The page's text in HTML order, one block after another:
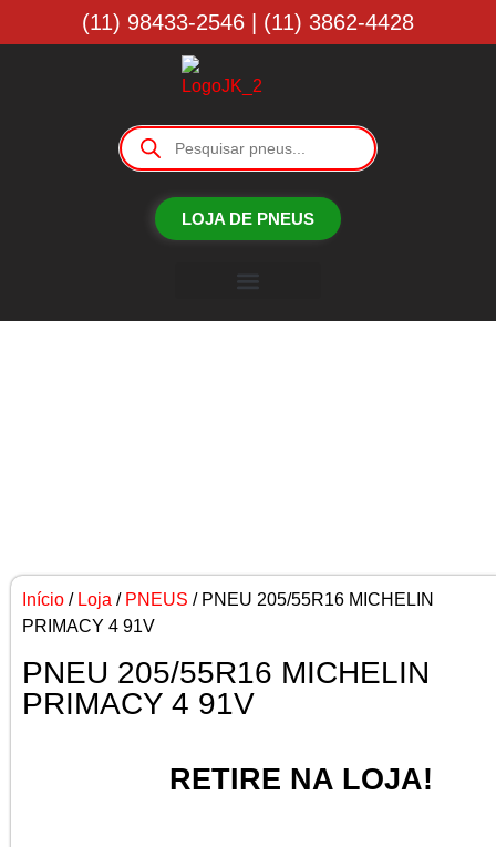
(11) 98433-2546 | (11) 3862-4428
LOJA DE PNEUS
Início / Loja / PNEUS / PNEU 205/55R16 MICHELIN
PRIMACY 4 91V
PNEU 205/55R16 MICHELIN
PRIMACY 4 91V
RETIRE NA LOJA!